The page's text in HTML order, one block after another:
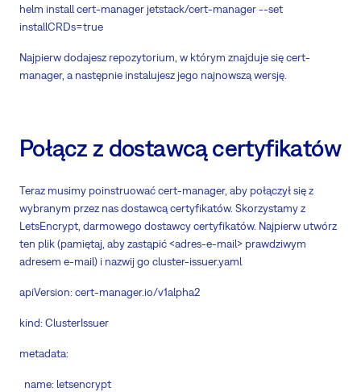
helm install cert-manager jetstack/cert-manager --set
installCRDs=true
Najpierw dodajesz repozytorium, w którym znajduje się cert-
manager, a następnie instalujesz jego najnowszą wersję.
Połącz z dostawcą certyfikatów
Teraz musimy poinstruować cert-manager, aby połączył się z
wybranym przez nas dostawcą certyfikatów. Skorzystamy z
LetsEncrypt, darmowego dostawcy certyfikatów. Najpierw utwórz
ten plik (pamiętaj, aby zastąpić <adres-e-mail> prawdziwym
adresem e-mail) i nazwij go cluster-issuer.yaml
apiVersion: cert-manager.io/v1alpha2
kind: ClusterIssuer
metadata:
name: letsencrypt